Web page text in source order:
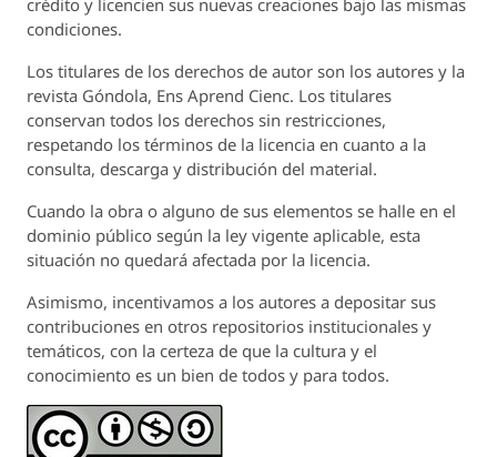
crédito y licencien sus nuevas creaciones bajo las mismas
condiciones.
Los titulares de los derechos de autor son los autores y la
revista Góndola, Ens Aprend Cienc. Los titulares
conservan todos los derechos sin restricciones,
respetando los términos de la licencia en cuanto a la
consulta, descarga y distribución del material.
Cuando la obra o alguno de sus elementos se halle en el
dominio público según la ley vigente aplicable, esta
situación no quedará afectada por la licencia.
Asimismo, incentivamos a los autores a depositar sus
contribuciones en otros repositorios institucionales y
temáticos, con la certeza de que la cultura y el
conocimiento es un bien de todos y para todos.